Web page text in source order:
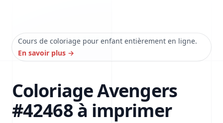
Cours de coloriage pour enfant entièrement en ligne.
En savoir plus →
Coloriage Avengers
#42468 à imprimer